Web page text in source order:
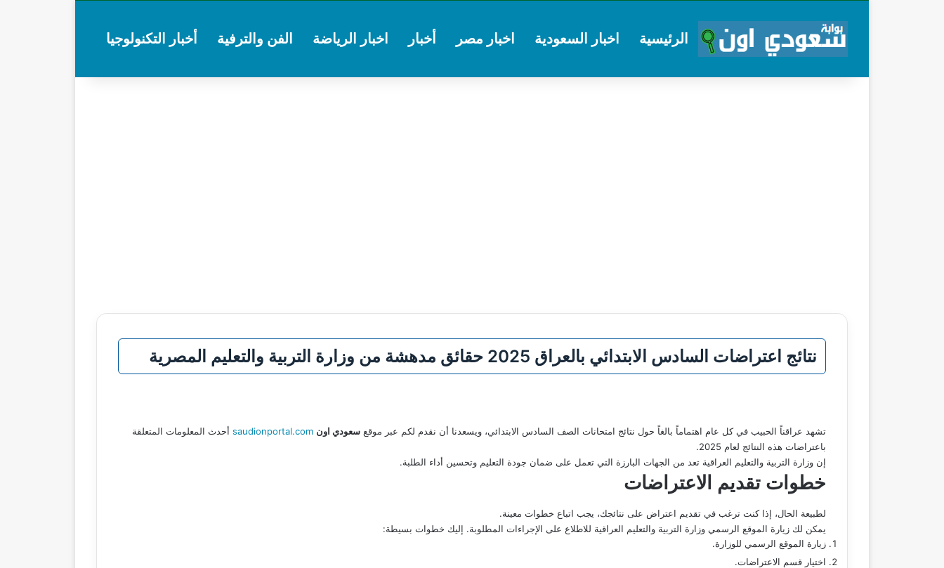
الرئيسية اخبار السعودية اخبار مصر أخبار اخبار الرياضة الفن والترفية أخبار التكنولوجيا
نتائج اعتراضات السادس الابتدائي بالعراق 2025 حقائق مدهشة من وزارة التربية والتعليم المصرية
تشهد عراقناً الحبيب في كل عام اهتماماً بالغاً حول نتائج امتحانات الصف السادس الابتدائي، ويسعدنا أن نقدم لكم عبر موقع سعودي اون saudionportal.com أحدث المعلومات المتعلقة
باعتراضات هذه النتائج لعام 2025.
إن وزارة التربية والتعليم العراقية تعد من الجهات البارزة التي تعمل على ضمان جودة التعليم وتحسين أداء الطلبة.
خطوات تقديم الاعتراضات
لطبيعة الحال، إذا كنت ترغب في تقديم اعتراض على نتائجك، يجب اتباع خطوات معينة.
يمكن لك زيارة الموقع الرسمي وزارة التربية والتعليم العراقية للاطلاع على الإجراءات المطلوبة. إليك خطوات بسيطة:
زيارة الموقع الرسمي للوزارة.
اختيار قسم الاعتراضات.